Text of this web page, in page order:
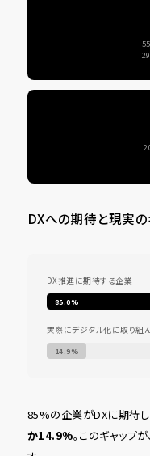
DXへの期待と現実の
DX推進に期待する企業
85.0%
実際にデジタル化に取り組
14.9%
85%の企業がDXに期待
か14.9%。このギャップ